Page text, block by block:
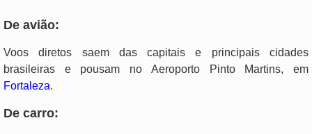
De avião:
Voos diretos saem das capitais e principais cidades
brasileiras e pousam no Aeroporto Pinto Martins, em
Fortaleza.
De carro: